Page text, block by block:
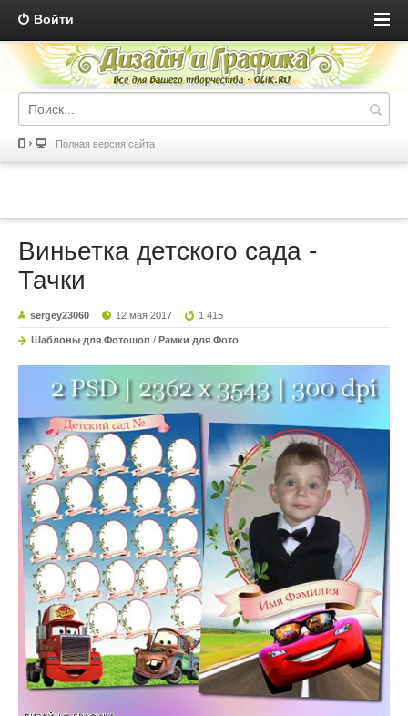
Войти
Полная версия сайта
Виньетка детского сада -
Тачки
sergey23060 12 мая 2017 1 415
Шаблоны для Фотошоп / Рамки для Фото